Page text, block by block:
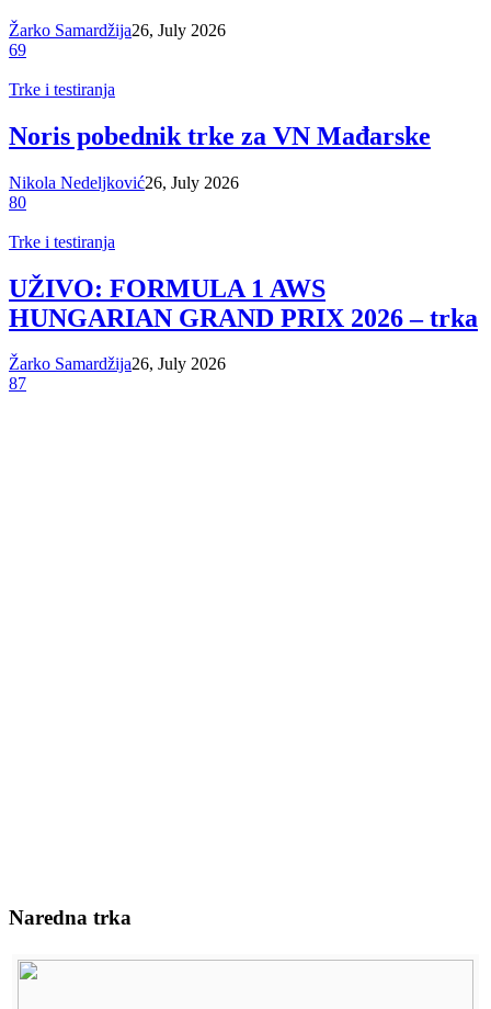
Žarko Samardžija26, July 2026
69
Trke i testiranja
Noris pobednik trke za VN Mađarske
Nikola Nedeljković26, July 2026
80
Trke i testiranja
UŽIVO: FORMULA 1 AWS
HUNGARIAN GRAND PRIX 2026 – trka
Žarko Samardžija26, July 2026
87
Naredna trka